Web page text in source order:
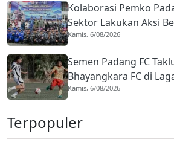
Kolaborasi Pemko
Sektor Lakukan Aksi
Batang Arau di HJK ke-
Kamis, 6/08/2026
Semen Padang FC
Bhayangkara FC di
Pramusim
Kamis, 6/08/2026
Terpopuler